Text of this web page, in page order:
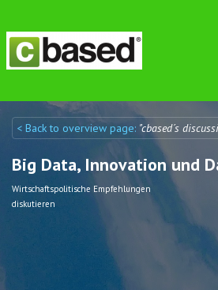
Discuto
Discuto
< Back to overview page: "cbased´s
Big Data, Innovation und
Wirtschaftspolitische Empfehlungen
diskutieren